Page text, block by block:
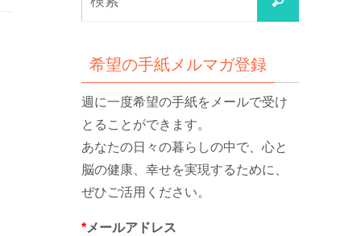
索
希望の手紙メルマガ登録
週に一度希望の手紙をメールで受け
とることができます。
あなたの日々の暮らしの中で、心と
脳の健康、幸せを実現するために、
ぜひご活用ください。
*メールアドレス